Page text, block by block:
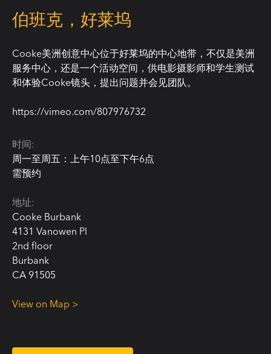
时间:
周一至周五：上午10点至下午6点
需预约
地址:
Cooke Burbank
4131 Vanowen Pl
2nd floor
Burbank
CA 91505
View on Map >
伯班克，好莱坞
Cooke美洲创意中心位于好莱坞的中心地带，不仅是美洲
服务中心，还是一个活动空间，供电影摄影师和学生测试
和体验Cooke镜头，提出问题并会见团队。
https://vimeo.com/807976732